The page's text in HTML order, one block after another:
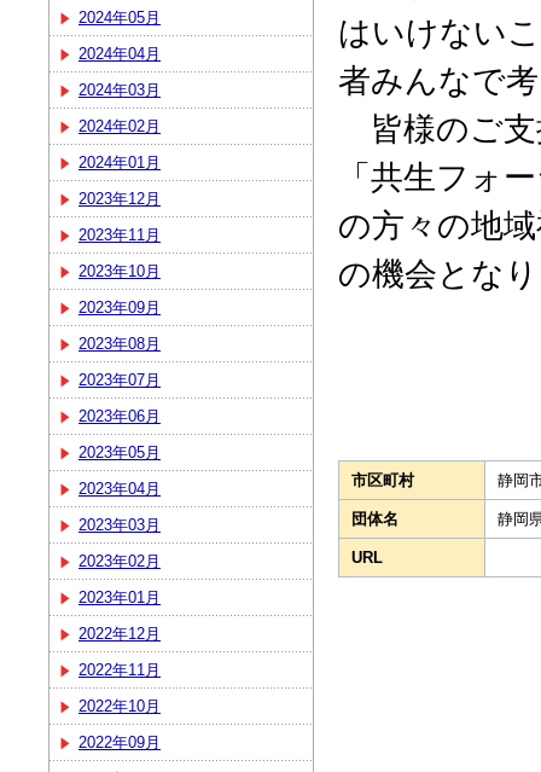
2024年05月
2024年04月
2024年03月
2024年02月
2024年01月
2023年12月
2023年11月
2023年10月
2023年09月
2023年08月
2023年07月
2023年06月
2023年05月
2023年04月
2023年03月
2023年02月
2023年01月
2022年12月
2022年11月
2022年10月
2022年09月
はいけない
者みんなで
皆様のご支
「共生フォ
の方々の地
の機会とな
市区町村 静岡
団体名 静岡
URL